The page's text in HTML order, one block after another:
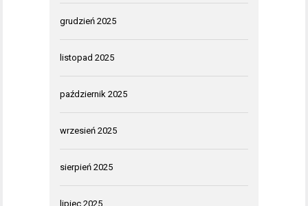
grudzień 2025
listopad 2025
październik 2025
wrzesień 2025
sierpień 2025
lipiec 2025